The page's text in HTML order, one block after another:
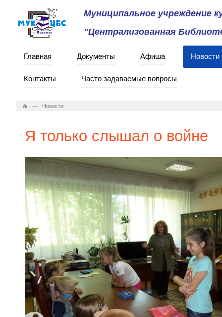
Муниципальное учреждение
"Централизованная
Главная Документы Афиша Новости
Контакты Часто задаваемые вопросы
— Новости
Я только слышал о войне